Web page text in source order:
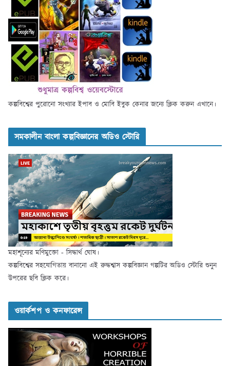
কল্পবিশ্বের পুরোনো সংখ্যার ইপাব ও মোবি ইবুক কেনার জন্যে ক্লিক করুন এখানে।
সমকালীন বাংলা কল্পবিজ্ঞানের অডিও স্টোরি
মহাশূন্যের মণিমুক্তো - সিদ্ধার্থ ঘোষ।
কল্পবিশ্বের সহযোগিতায় বানানো এই রুদ্ধশ্বাস কল্পবিজ্ঞান গল্পটির অডিও স্টোরি শুনুন
উপরের ছবি ক্লিক করে।
ওয়ার্কশপ ও কনফারেন্স